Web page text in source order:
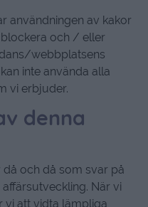
användningen av kakor
och / eller
webbplatsens
inte använda alla
vi erbjuder.
denna
och då som svar på
När vi
att vidta lämpliga